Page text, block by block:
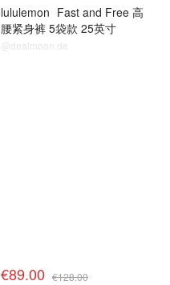
lululemon Fast and Free 高
腰紧身裤 5袋款 25英寸
@dealmoon.de
€89.00 €128.00